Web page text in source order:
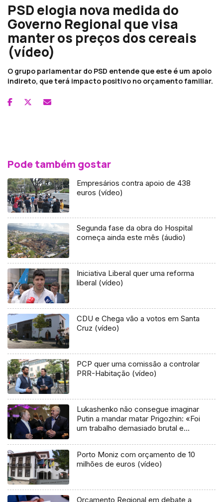
PSD elogia nova medida do
Governo Regional que visa
manter os preços dos cereais
(vídeo)
O grupo parlamentar do PSD entende que este é um apoio
indireto, que terá impacto positivo no orçamento familiar.
Pode também gostar
Empresários contra apoio de 438
euros (vídeo)
Segunda fase da obra do Hospital
começa ainda este mês (áudio)
Iniciativa Liberal quer uma reforma
liberal (vídeo)
CDU e Chega vão a votos em Santa
Cruz (vídeo)
PCP quer uma comissão a controlar
PRR-Habitação (vídeo)
Lukashenko não consegue imaginar
Putin a mandar matar Prigozhin: «Foi
um trabalho demasiado brutal e
Porto Moniz com orçamento de 10
milhões de euros (vídeo)
Orçamento Regional em debate a